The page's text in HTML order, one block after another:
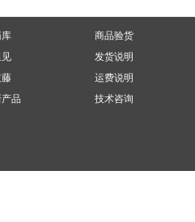
见
品
商品验货
发货说明
运费说明
技术咨询